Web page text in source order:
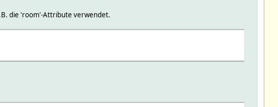
die 'room'-Attribute verwendet.